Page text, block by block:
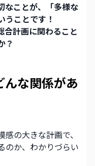
なことが、「多様な
うことです！
合計画に関わること
？
な関係があ
の大きな計画で、
のか、わかりづらい